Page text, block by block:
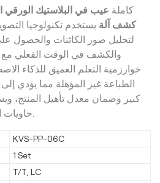
تقنية KeyeTech AI كاملة عيب في البلاستيك الورقي
كشف آلة يستخدم تكنولوجيا
لتحليل صور الكائنات والحصول
والكشف في الوقت الفعلي مع
خوارزمية التعلم العميق للذكاء
الطباعة غير المؤهلة مما يؤدي
كبير وضمان معدل تأهيل المنتج،
KVS-PP-06C
1 Set
T/T, LC